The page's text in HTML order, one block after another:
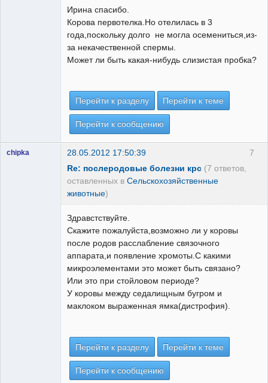
Ирина спасибо.
Корова первотелка.Но отелилась в 3
года,поскольку долго не могла осемениться,из-
за некачественной спермы.
Может ли быть какая-нибудь слизистая пробка?
Перейти к разделу Перейти к теме
Перейти к сообщению
7
chipka
28.05.2012 17:50:39
Re: послеродовые болезни крс (7 ответов,
оставленных в Сельскохозяйственные
животные)
Здравстствуйте.
Скажите пожалуйста,возможно ли у коровы
после родов расслабление связочного
аппарата,и появление хромоты.С какими
микроэлементами это может быть связано?
Или это при стойловом периоде?
У коровы между седалищным бугром и
маклоком выраженная ямка(дистрофия).
Перейти к разделу Перейти к теме
Перейти к сообщению